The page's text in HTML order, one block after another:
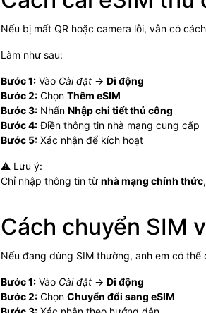
Nếu bị mất QR hoặc camera lỗi, vẫn có
Làm như sau:
Bước 1: Vào Cài đặt → Di động
Bước 2: Chọn Thêm eSIM
Bước 3: Nhấn Nhập chi tiết thủ công
Bước 4:Điền thông tin nhà mạng cung cấp
Bước 5: Xác nhận để kích hoạt
⚠️ Lưu ý:
Chỉ nhập thông tin từ nhà mạng chính thức
Cách chuyển SIM
Nếu đang dùng SIM thường, anh em có thể
Bước 1: Vào Cài đặt → Di động
Bước 2: Chọn Chuyển đổi sang eSIM